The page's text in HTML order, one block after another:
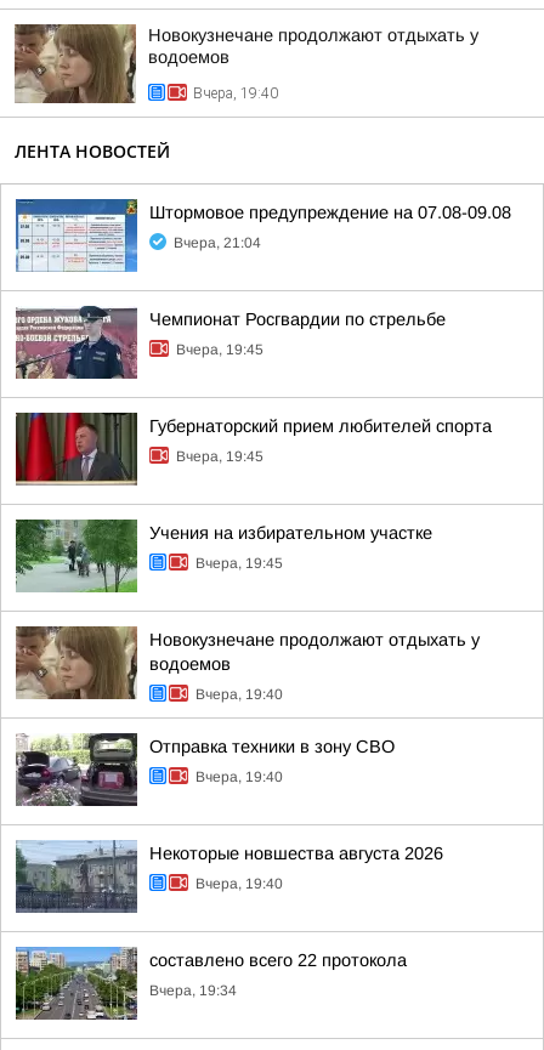
Новокузнечане продолжают отдыхать у
водоемов
Вчера, 19:40
ЛЕНТА НОВОСТЕЙ
Штормовое предупреждение на 07.08-09.08
Вчера, 21:04
Чемпионат Росгвардии по стрельбе
Вчера, 19:45
Губернаторский прием любителей спорта
Вчера, 19:45
Учения на избирательном участке
Вчера, 19:45
Новокузнечане продолжают отдыхать у
водоемов
Вчера, 19:40
Отправка техники в зону СВО
Вчера, 19:40
Некоторые новшества августа 2026
Вчера, 19:40
составлено всего 22 протокола
Вчера, 19:34